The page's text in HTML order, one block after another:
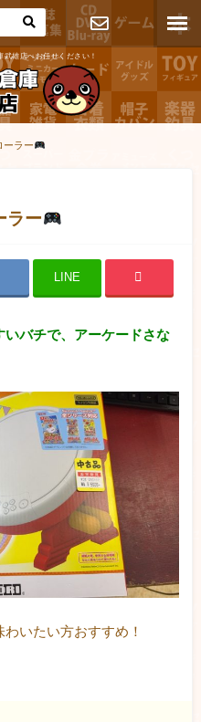
雄店へお任せください！
お問い合わ
せ
ーラー
ラー
LINE
バチで、アーケードさな
いたい方おすすめ！